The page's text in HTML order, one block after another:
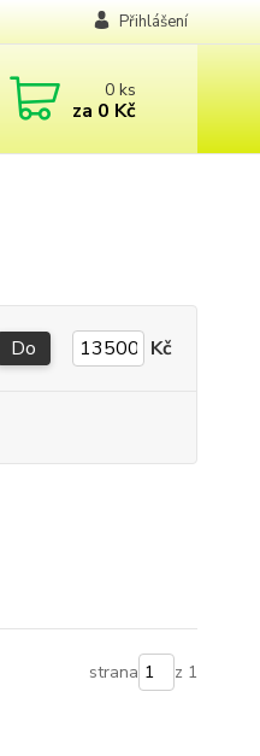
Přihlášení
0ks
za 0 Kč
Do Kč
strana z 1